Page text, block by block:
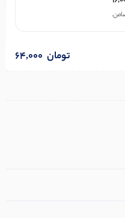
64,000 تومان